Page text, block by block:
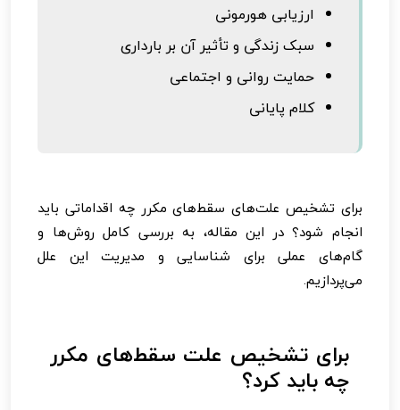
ارزیابی هورمونی
سبک زندگی و تأثیر آن بر بارداری
حمایت روانی و اجتماعی
کلام پایانی
برای تشخیص علت‌های سقط‌های مکرر چه اقداماتی باید
انجام شود؟ در این مقاله، به بررسی کامل روش‌ها و
گام‌های عملی برای شناسایی و مدیریت این علل
می‌پردازیم.
برای تشخیص علت سقط‌های مکرر
چه باید کرد؟